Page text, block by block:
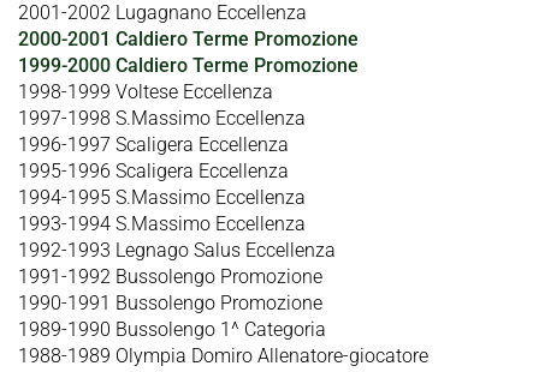
2001-2002 Lugagnano Eccellenza
2000-2001 Caldiero Terme Promozione
1999-2000 Caldiero Terme Promozione
1998-1999 Voltese Eccellenza
1997-1998 S.Massimo Eccellenza
1996-1997 Scaligera Eccellenza
1995-1996 Scaligera Eccellenza
1994-1995 S.Massimo Eccellenza
1993-1994 S.Massimo Eccellenza
1992-1993 Legnago Salus Eccellenza
1991-1992 Bussolengo Promozione
1990-1991 Bussolengo Promozione
1989-1990 Bussolengo 1^ Categoria
1988-1989 Olympia Domiro Allenatore-giocatore